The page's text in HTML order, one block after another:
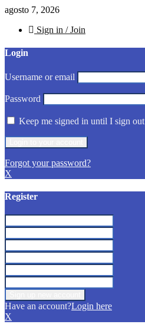
agosto 7, 2026
Sign in / Join
Login
Username or email
Password
Keep me signed in until I sign out
Forgot your password?
X
Register
Have an account?Login here
X